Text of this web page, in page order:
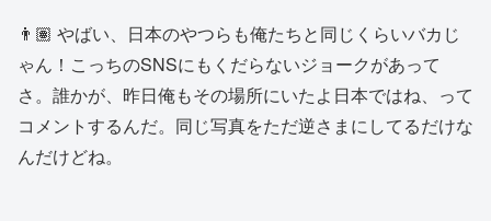
👨🏽 やばい、日本のやつらも俺たちと同じくらいバカじ
ゃん！こっちのSNSにもくだらないジョークがあって
さ。誰かが、昨日俺もその場所にいたよ日本ではね、って
コメントするんだ。同じ写真をただ逆さまにしてるだけな
んだけどね。